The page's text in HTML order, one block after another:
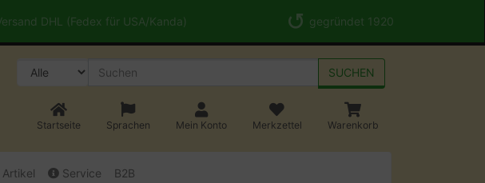
DHL (Fedex für USA/Kanda) gegründet 1920
SUCHEN
Startseite Sprachen Mein Konto Merkzettel Warenkorb
Service B2B